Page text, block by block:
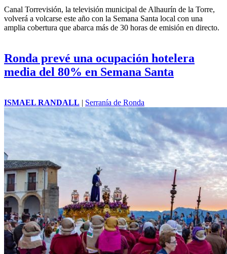
Canal Torrevisión, la televisión municipal de Alhaurín de la Torre,
volverá a volcarse este año con la Semana Santa local con una
amplia cobertura que abarca más de 30 horas de emisión en directo.
Ronda prevé una ocupación hotelera
media del 80% en Semana Santa
ISMAEL RANDALL | Serranía de Ronda